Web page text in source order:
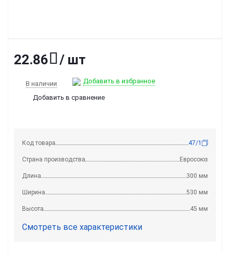
22.86 / шт
В наличии Добавить в избранное
Добавить в сравнение
Код товара 47/1
Страна производства Евросоюз
Длина 300 мм
Ширина 530 мм
Высота 45 мм
Смотреть все характеристики